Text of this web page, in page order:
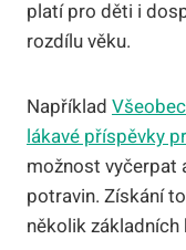
platí pro děti i
rozdílu věku.
Například
lákavé příspěvky
možnost vyčerpat
potravin. Získání
několik